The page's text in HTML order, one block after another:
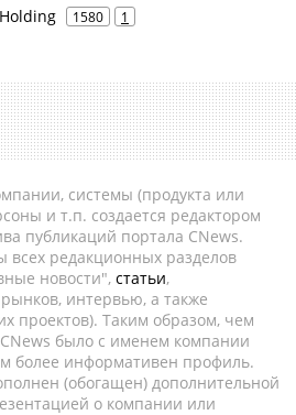
1580 1
системы (продукта или
и т.п. создается редактором
публикаций портала CNews.
всех редакционных разделов
новости", статьи,
интервью, а также
проектов). Таким образом, чем
было с именем компании
более информативен профиль.
(обогащен) дополнительной
о компании или